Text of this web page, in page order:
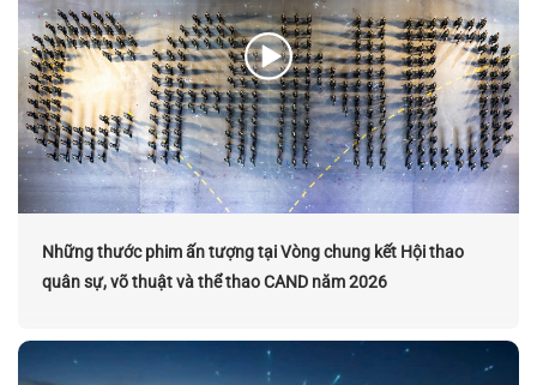
Những thước phim ấn tượng tại Vòng chung kết Hội thao
quân sự, võ thuật và thể thao CAND năm 2026